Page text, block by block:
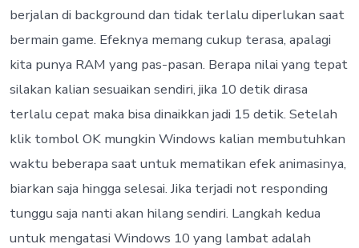
berjalan di background dan tidak terlalu diperlukan saat
bermain game. Efeknya memang cukup terasa, apalagi
kita punya RAM yang pas-pasan. Berapa nilai yang tepat
silakan kalian sesuaikan sendiri, jika 10 detik dirasa
terlalu cepat maka bisa dinaikkan jadi 15 detik. Setelah
klik tombol OK mungkin Windows kalian membutuhkan
waktu beberapa saat untuk mematikan efek animasinya,
biarkan saja hingga selesai. Jika terjadi not responding
tunggu saja nanti akan hilang sendiri. Langkah kedua
untuk mengatasi Windows 10 yang lambat adalah